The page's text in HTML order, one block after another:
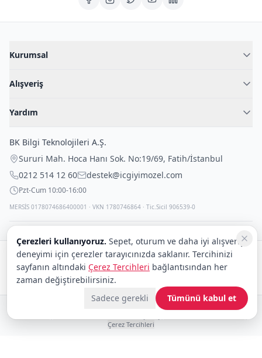
Kurumsal
Blog
İç Giyim Rehberi
Alışveriş
Fantazi İç Giyim
Çocuk İç Giyim
Outlet Fırsatları
Yardım
İade Politikası
Gizli Paketleme
BK Bilgi Teknolojileri A.Ş.
Sururi Mah. Hoca Hanı Sok. No:19/69, Fatih/İstanbul
0212 514 12 60
destek@icgiyimozel.com
Pzt-Cum 10:00-16:00
MERSİS 0178074686400001 · VKN 1780746864 · Tic.Sicil 906539-0
Güvenli alışveriş:
Kargo:
© 2008–2026 BK Bilgi Teknolojileri ve Ticaret A.Ş.
Çerez Tercihleri
Çerezleri kullanıyoruz. Sepet, oturum ve daha iyi alışveriş
deneyimi için çerezler tarayıcınızda saklanır. Tercihinizi
sayfanın altındaki Çerez Tercihleri bağlantısından her
zaman değiştirebilirsiniz.
Sadece gerekli
Tümünü kabul et